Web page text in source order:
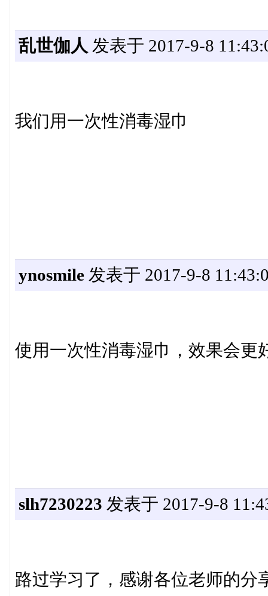
乱世伽人 发表于 2017-9-8
我们用一次性消
ynosmile发表于 2017-9-8
使用一次性消毒湿巾，效果会更
slh7230223 发表于 2017-9-8
路过学习了，感谢各位老师的分